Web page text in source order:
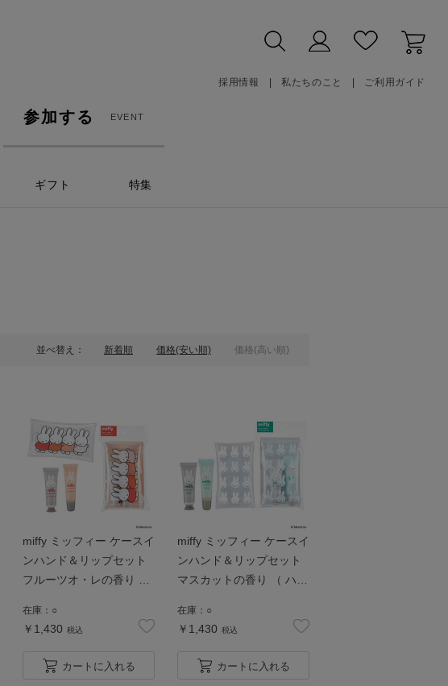
採用情報 私たちのこと ご利用ガイド
参加する EVENT
ギフト 特集
並べ替え： 新着順 価格(安い順) 価格(高い順)
miffy ミッフィー ケースイ
ンハンド＆リップセット
フルーツオ・レの香り （
バーム ）
在庫： ○
￥1,430 税込
カートに入れる
miffy ミッフィー ケースイ
ンハンド＆リップセット
マスカットの香り （ ハン
ム ）
在庫： ○
￥1,430 税込
カートに入れる